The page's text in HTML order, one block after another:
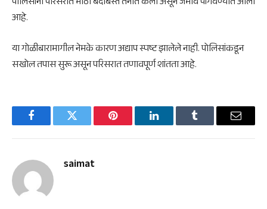
आहे.
या गोळीबारामागील नेमके कारण अद्याप स्पष्ट झालेले नाही. पोलिसांकडून
सखोल तपास सुरू असून परिसरात तणावपूर्ण शांतता आहे.
FacebookTwitter Pinterest LinkedInTumblr Email
saimat